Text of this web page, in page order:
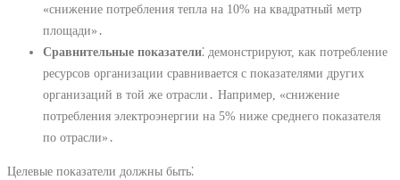
«снижение потребления тепла на 10% на квадратный метр
площади»․
Сравнительные показатели⁚ демонстрируют, как потребление
ресурсов организации сравнивается с показателями других
организаций в той же отрасли․ Например, «снижение
потребления электроэнергии на 5% ниже среднего показателя
по отрасли»․
Целевые показатели должны быть⁚